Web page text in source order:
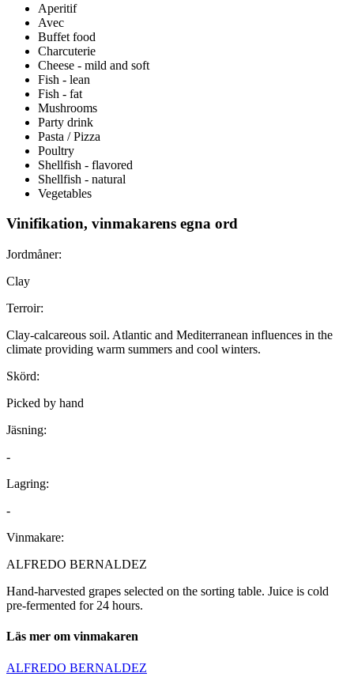
Aperitif
Avec
Buffet food
Charcuterie
Cheese - mild and soft
Fish - lean
Fish - fat
Mushrooms
Party drink
Pasta / Pizza
Poultry
Shellfish - flavored
Shellfish - natural
Vegetables
Vinifikation, vinmakarens egna ord
Jordmåner:
Clay
Terroir:
Clay-calcareous soil. Atlantic and Mediterranean influences in the
climate providing warm summers and cool winters.
Skörd:
Picked by hand
Jäsning:
-
Lagring:
-
Vinmakare:
ALFREDO BERNALDEZ
Hand-harvested grapes selected on the sorting table. Juice is cold
pre-fermented for 24 hours.
Läs mer om vinmakaren
ALFREDO BERNALDEZ